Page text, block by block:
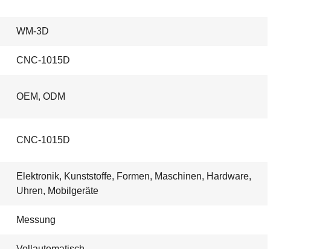
WM-3D
CNC-1015D
OEM, ODM
CNC-1015D
Elektronik, Kunststoffe, Formen, Maschinen, Hardware,
Uhren, Mobilgeräte
Messung